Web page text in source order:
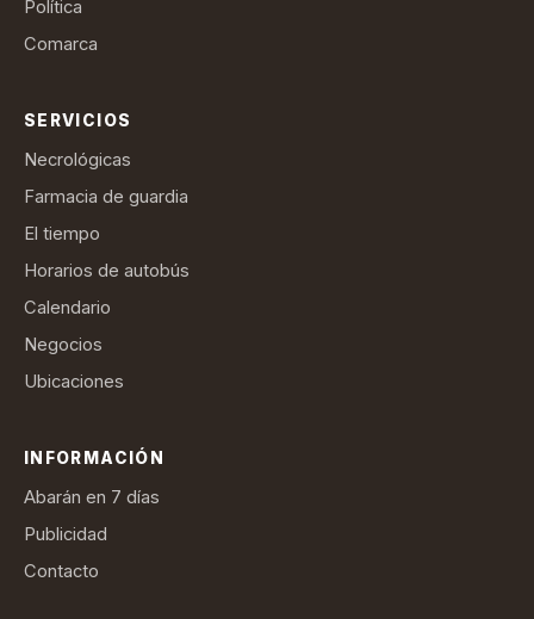
Política
Comarca
SERVICIOS
Necrológicas
Farmacia de guardia
El tiempo
Horarios de autobús
Calendario
Negocios
Ubicaciones
INFORMACIÓN
Abarán en 7 días
Publicidad
Contacto